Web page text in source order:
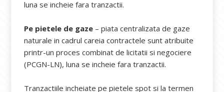
luna se incheie fara tranzactii.
Pe pietele de gaze – piata centralizata de gaze
naturale in cadrul careia contractele sunt atribuite
printr-un proces combinat de licitatii si negociere
(PCGN-LN), luna se incheie fara tranzactii.
Tranzactiile incheiate pe pietele spot si la termen